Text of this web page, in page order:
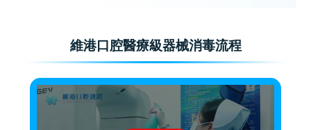
維港口腔醫療級器械消毒流程